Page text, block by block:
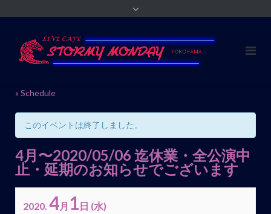
« Schedule
このイベントは終了しました。
4月〜2020/05/06 迄休業・全公演中
止・延期のお知らせでございます
2020. 4月 1日 (水)